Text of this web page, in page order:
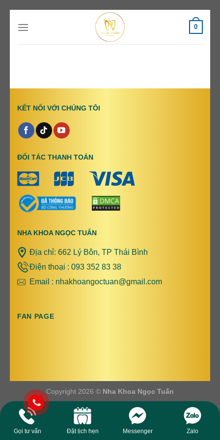
đến
0
KẾT NỐI VỚI CHÚNG TÔI
ĐỐI TÁC THANH TOÁN
NHA KHOA NGỌC TUẤN
Địa chỉ: 662 Lý Bôn, TP Thái Bình
Điện thoại : 093 352 83 38
Email : nhakhoangoctuan@gmail.com
FAN PAGE
Copyright 2026 © Nha Khoa Ngọc Tuấn
Gọi tư vấn Đặt lịch hẹn Messenger Zalo